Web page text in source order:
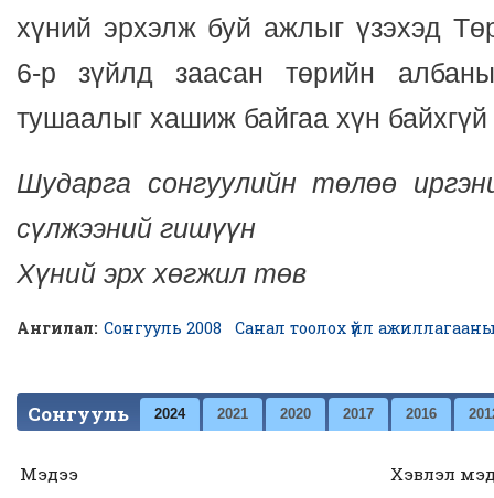
хүний эрхэлж буй ажлыг үзэхэд
6-р зүйлд заасан төрийн
тушаалыг хашиж байгаа хүн
Шударга сонгуулийн төлөө
сүлжээний гишүүн
Хүний эрх хөгжил төв
Ангилал: Сонгууль 2008 Санал тоолох үйл
Сонгууль 2024 2021 2020 2017 2016
Мэдээ Хэвлэл